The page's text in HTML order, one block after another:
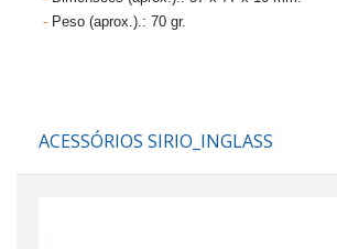
- Peso (aprox.).: 70 gr.
ACESSÓRIOS SIRIO_INGLASS